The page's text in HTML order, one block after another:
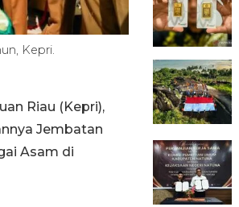
Kepri.
Riau (Kepri),
Jembatan
Asam di